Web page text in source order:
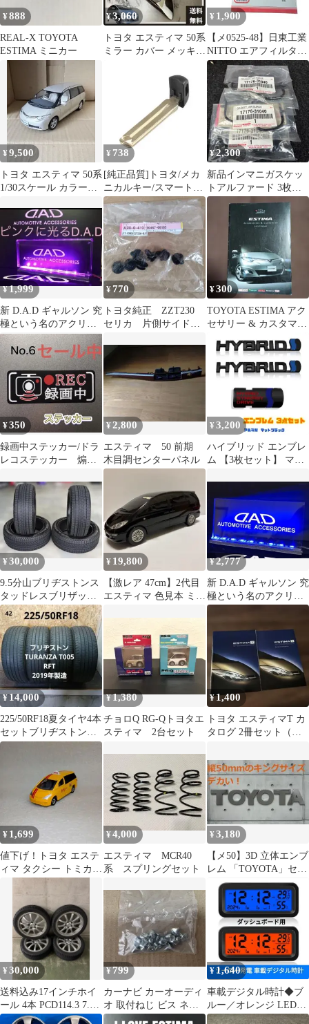
¥888
REAL-X TOYOTA
ESTIMA ミニカー
¥3,060
トヨタ エスティマ 50系
ミラー カバー メッキ(■
¥ 1,900
【メ0525-48】日東工業
NITTO エアフィルター
T-145 トヨタ
¥9,500
トヨタ エスティマ 50系
1/30スケール カラーサ
¥ 738
[純正品質]トヨタ/メカ
ニカルキー/スマートキ
ー用/ブランクキー/合
鍵/IQ
¥2,300
新品インマニガスケッ
トアルファード 3枚セ
ット 1台分 プラグ交
¥1,999
新 D.A.D ギャルソン 究
極という名のアクリル
プレート ピンクに光る
LED
¥770
トヨタ純正 ZZT230
セリカ 片側サイドマ
¥300
TOYOTA ESTIMA アク
セサリー & カスタマイ
¥350
録画中ステッカー/ドラ
レコステッカー 煽り
¥2,800
エスティマ 50 前期
木目調センターパネル
¥ 3,200
ハイブリッド エンブレ
ム 【3枚セット】 マッ
¥30,000
9.5分山ブリヂストンス
タッドレスブリザック
VRX2 225/50R18中古4
本
¥ 19,800
【激レア 47cm】2代目
エスティマ 色見本 ミニ
¥2,777
新 D.A.D ギャルソン 究
極という名のアクリル
プレート 青く光るLED
¥ 14,000
225/50RF18夏タイヤ4本
セットブリヂストン
TURANZA T005RFT
¥1,380
チョロQ RG-Qトヨタエ
スティマ 2台セット
¥1,400
トヨタ エスティマT カ
タログ 2冊セット（当
¥ 1,699
値下げ！トヨタ エステ
ィマ タクシー トミカ
1/65スケール 30周年ミ
ニカー
¥4,000
エスティマ MCR40
系 スプリングセット
¥3,180
【メ50】3D 立体エンブ
レム 「TOYOTA」セッ
ト クロームメッキ
¥30,000
送料込み17インチホイ
ール 4本 PCD114.3 7.5J
215/45R17
¥799
カーナビ カーオーディ
オ 取付ねじ ビス ネジ
カロッツェリア ケンウ
¥1,640
車載デジタル時計◆ブ
ルー／オレンジ LEDバ
ックライト◆ソーラー